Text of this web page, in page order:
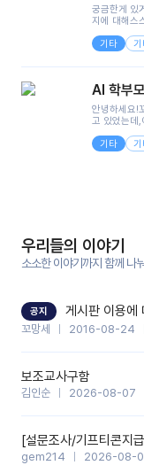
궁금한게 있
지에 대해스
려니 어려울
피티나 제
정보를 제공
으셔서 고민
면..)그리고
좋은거 같아
말 어려워서
쓸 때도 좀
기타 기
AI 학부
안녕하세요!
고 있었는데,
님 응대에 더
겪은 일과
을 많이 하는
안심시킬
입니다.학부
성 있는 교
기능을 개발
기타 기
우리들의 이야기
소소한 이야기까지 함께 나
공지 게시판 이용에
꼬망세 2016-08-24
보조교사구함
김인순 2026-08-07
gem214 2026-08-